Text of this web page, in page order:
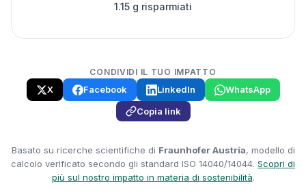
1.15 g risparmiati
CONDIVIDI IL TUO IMPATTO
X Facebook LinkedIn
WhatsApp
Copia link
Basato su ricerche scientifiche di Fraunhofer Austria, modello di
calcolo verificato secondo gli standard ISO 14040/14044. Scopri di
più sul nostro impatto in materia di sostenibilità.